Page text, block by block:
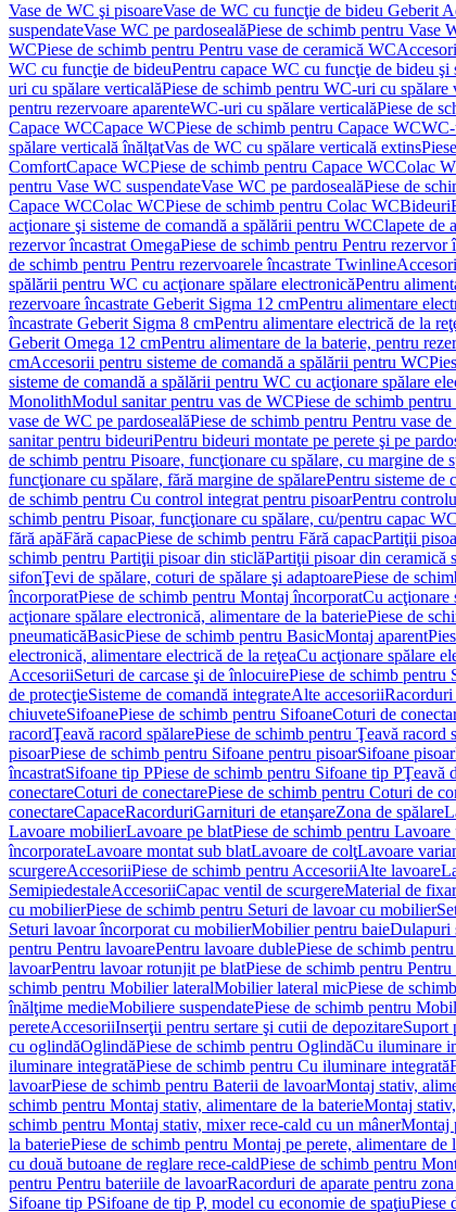
Vase de WC şi pisoareVase de WC cu funcţie de bideu Geberit
suspendateVase WC pe pardosealăPiese de schimb pentru Vase
WCPiese de schimb pentru Pentru vase de ceramică WC
WC cu funcţie de bideuPentru capace WC cu funcţie de bideu
uri cu spălare verticalăPiese de schimb pentru WC-uri cu spălare
pentru rezervoare aparenteWC-uri cu spălare verticalăPiese de
Capace WCCapace WCPiese de schimb pentru Capace WC
spălare verticală înălţatVas de WC cu spălare verticală extins
ComfortCapace WCPiese de schimb pentru Capace WCColac
pentru Vase WC suspendateVase WC pe pardosealăPiese de
Capace WCColac WCPiese de schimb pentru Colac WCBideuri
acţionare şi sisteme de comandă a spălării pentru WCClapete de
rezervor încastrat OmegaPiese de schimb pentru Pentru rezervor
de schimb pentru Pentru rezervoarele încastrate Twinline
spălării pentru WC cu acţionare spălare electronicăPentru
rezervoare încastrate Geberit Sigma 12 cmPentru alimentare
încastrate Geberit Sigma 8 cmPentru alimentare electrică de la
Geberit Omega 12 cmPentru alimentare de la baterie, pentru
cmAccesorii pentru sisteme de comandă a spălării pentru WC
sisteme de comandă a spălării pentru WC cu acţionare spălare
MonolithModul sanitar pentru vas de WCPiese de schimb
vase de WC pe pardosealăPiese de schimb pentru Pentru vase
sanitar pentru bideuriPentru bideuri montate pe perete şi pe
de schimb pentru Pisoare, funcţionare cu spălare, cu margine de
funcţionare cu spălare, fără margine de spălarePentru sisteme de
de schimb pentru Cu control integrat pentru pisoarPentru
schimb pentru Pisoar, funcţionare cu spălare, cu/pentru capac WC
fără apăFără capacPiese de schimb pentru Fără capacPartiţii
schimb pentru Partiţii pisoar din sticlăPartiţii pisoar din ceramică
sifonŢevi de spălare, coturi de spălare şi adaptoarePiese de
încorporatPiese de schimb pentru Montaj încorporatCu acţionare
acţionare spălare electronică, alimentare de la bateriePiese de
pneumaticăBasicPiese de schimb pentru BasicMontaj aparent
electronică, alimentare electrică de la reţeaCu acţionare spălare
AccesoriiSeturi de carcase şi de înlocuirePiese de schimb pentru
de protecţieSisteme de comandă integrateAlte accesoriiRacorduri
chiuveteSifoanePiese de schimb pentru SifoaneCoturi de
racordŢeavă racord spălarePiese de schimb pentru Ţeavă racord
pisoarPiese de schimb pentru Sifoane pentru pisoarSifoane pisoar
încastratSifoane tip PPiese de schimb pentru Sifoane tip PŢeavă
conectareCoturi de conectarePiese de schimb pentru Coturi de
conectareCapaceRacorduriGarnituri de etanşareZona de spălare
Lavoare mobilierLavoare pe blatPiese de schimb pentru Lavoare
încorporateLavoare montat sub blatLavoare de colţLavoare
scurgereAccesoriiPiese de schimb pentru AccesoriiAlte lavoare
SemipiedestaleAccesoriiCapac ventil de scurgereMaterial de
cu mobilierPiese de schimb pentru Seturi de lavoar cu mobilier
Seturi lavoar încorporat cu mobilierMobilier pentru baieDulapuri
pentru Pentru lavoarePentru lavoare dublePiese de schimb
lavoarPentru lavoar rotunjit pe blatPiese de schimb pentru
schimb pentru Mobilier lateralMobilier lateral micPiese de
înălţime medieMobiliere suspendatePiese de schimb pentru
pereteAccesoriiInserţii pentru sertare şi cutii de depozitareSuport
cu oglindăOglindăPiese de schimb pentru OglindăCu iluminare
iluminare integratăPiese de schimb pentru Cu iluminare integrată
lavoarPiese de schimb pentru Baterii de lavoarMontaj stativ,
schimb pentru Montaj stativ, alimentare de la baterieMontaj
schimb pentru Montaj stativ, mixer rece-cald cu un mânerMontaj
la bateriePiese de schimb pentru Montaj pe perete, alimentare de
cu două butoane de reglare rece-caldPiese de schimb pentru
pentru Pentru bateriile de lavoarRacorduri de aparate pentru
Sifoane tip PSifoane de tip P, model cu economie de spaţiuPiese